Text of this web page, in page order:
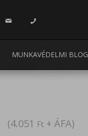
MUNKAVÉDELMI BLOG
(4.051 Ft + ÁFA)